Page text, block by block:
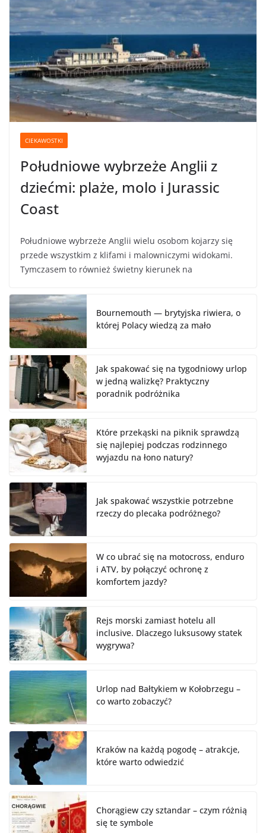
CIEKAWOSTKI
Południowe wybrzeże Anglii z
dziećmi: plaże, molo i Jurassic
Coast
Południowe wybrzeże Anglii wielu osobom kojarzy się
przede wszystkim z klifami i malowniczymi widokami.
Tymczasem to również świetny kierunek na
Bournemouth — brytyjska riwiera, o
której Polacy wiedzą za mało
Jak spakować się na tygodniowy urlop
w jedną walizkę? Praktyczny
poradnik podróżnika
Które przekąski na piknik sprawdzą
się najlepiej podczas rodzinnego
wyjazdu na łono natury?
Jak spakować wszystkie potrzebne
rzeczy do plecaka podróżnego?
W co ubrać się na motocross, enduro
i ATV, by połączyć ochronę z
komfortem jazdy?
Rejs morski zamiast hotelu all
inclusive. Dlaczego luksusowy statek
wygrywa?
Urlop nad Bałtykiem w Kołobrzegu –
co warto zobaczyć?
Kraków na każdą pogodę – atrakcje,
które warto odwiedzić
Chorągiew czy sztandar – czym różnią
się te symbole